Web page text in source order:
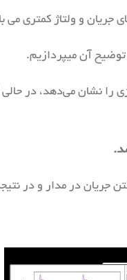
آن میپردازیم.
نشان می‌دهد، در
در مدار و در